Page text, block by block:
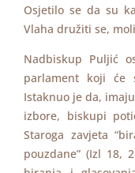
Osjetilo se da su
Vlaha družiti se,
Nadbiskup Puljić
parlament koji će
Istaknuo je da,
izbore, biskupi
Staroga zavjeta
pouzdane” (Izl 18,